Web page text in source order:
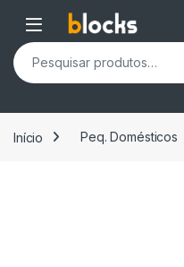
Skip to navigation
Skip to content
Open
Pesquisar por:
Início Peq. Domésticos